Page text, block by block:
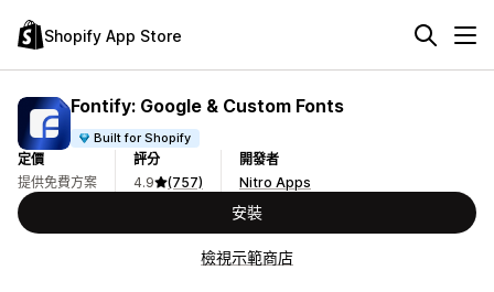
Shopify App Store
Fontify: Google & Custom Fonts
Built for Shopify
定價
提供免費方案
評分
4.9
(757)
開發者
Nitro Apps
安裝
檢視示範商店